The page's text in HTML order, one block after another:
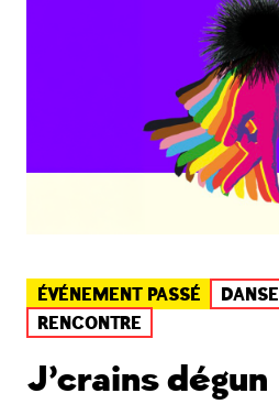
ÉVÉNEMENT PASSÉ DANSE
RENCONTRE
J’crains dégun